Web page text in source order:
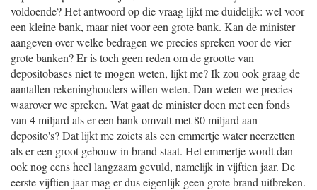
voldoende? Het antwoord op die vraag lijkt me duidelijk: wel voor
een kleine bank, maar niet voor een grote bank. Kan de minister
aangeven over welke bedragen we precies spreken voor de vier
grote banken? Er is toch geen reden om de grootte van
depositobases niet te mogen weten, lijkt me? Ik zou ook graag de
aantallen rekeninghouders willen weten. Dan weten we precies
waarover we spreken. Wat gaat de minister doen met een fonds
van 4 miljard als er een bank omvalt met 80 miljard aan
deposito's? Dat lijkt me zoiets als een emmertje water neerzetten
als er een groot gebouw in brand staat. Het emmertje wordt dan
ook nog eens heel langzaam gevuld, namelijk in vijftien jaar. De
eerste vijftien jaar mag er dus eigenlijk geen grote brand uitbreken.